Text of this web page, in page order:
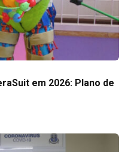
em 2026: Plano de